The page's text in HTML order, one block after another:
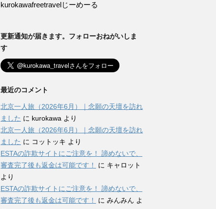
kurokawafreetravelじーめーる
更新通知が届きます。フォローおねがいしま
す
最近のコメント
北京一人旅（2026年6月）｜念願の天壇を訪れ
ました に kurokawa より
北京一人旅（2026年6月）｜念願の天壇を訪れ
ました に コットッキ より
ESTAの詐欺サイトにご注意を！ 諦めないで、
審査完了後も返金は可能です！
に キャロット
より
ESTAの詐欺サイトにご注意を！ 諦めないで、
審査完了後も返金は可能です！
に みんみん よ